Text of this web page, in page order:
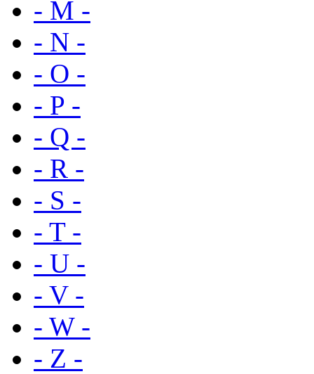
- M -
- N -
- O -
- P -
- Q -
- R -
- S -
- T -
- U -
- V -
- W -
- Z -